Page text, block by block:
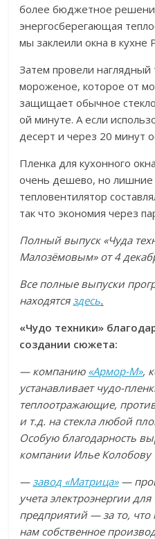
более бюджетное
энергосберегающая
мы заклеили окна в кухне
Затем провели наглядный
мороженое, которое от
защищает обычное
ой минуте. А если
десерт и через 20 минут
Пленка для кухонного
очень дешево, но лишние
тепловентилятор
так что экономия через
Полный выпуск «Чуда
Малозёмовым» от 4
Все полные выпуски
находятся здесь.
«Чудо техники»
создании сюжета:
— компанию «Армор-М»,
устанавливает чудо-
теплоотражающие,
и т.д. на стекла любой
Особую благодарность
компании Илье Колобову
— завод «Матрица»—
учета электроэнергии
предприятий — за то, что
нам собственное